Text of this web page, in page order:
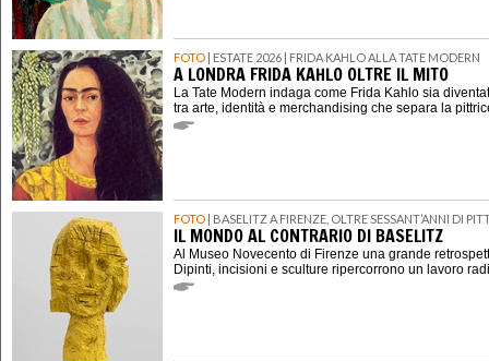
FOTO | ESTATE 2026 | FRIDA KAHLO ALLA TATE MODERN
A LONDRA FRIDA KAHLO OLTRE IL MITO
La Tate Modern indaga come Frida Kahlo sia
tra arte, identità e merchandising che separa la
FOTO | BASELITZ A FIRENZE, OLTRE SESSANT’ANNI DI
IL MONDO AL CONTRARIO DI BASELITZ
Al Museo Novecento di Firenze una grande
Dipinti, incisioni e sculture ripercorrono un lavoro